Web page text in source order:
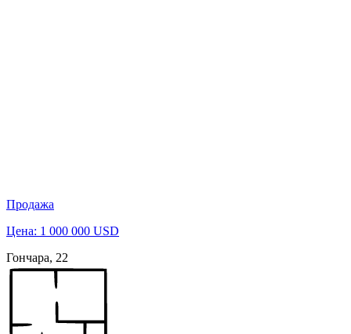
Продажа
Цена: 1 000 000 USD
Гончара, 22